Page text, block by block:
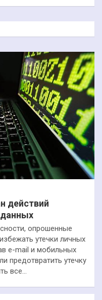
действий
опрошенные
утечки личных
e-mail и мобильных
предотвратить утечку
все…